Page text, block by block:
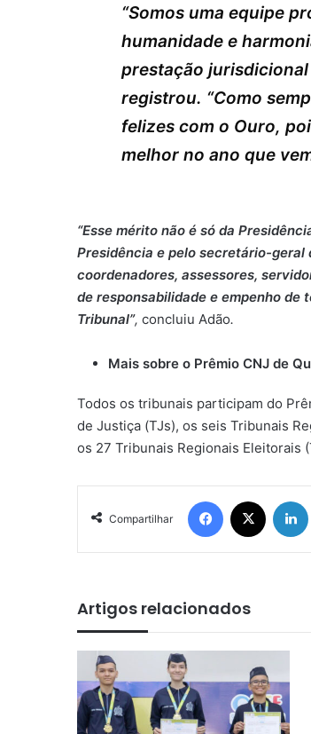
“Somos uma equipe
humanidade e
prestação jurisdicional
registrou. “Como
felizes com o Ouro,
melhor no ano que
“Esse mérito não é só da
Presidência e pelo secretário-geral
coordenadores, assessores,
de responsabilidade e empenho de
Tribunal”, concluiu Adão.
Mais sobre o Prêmio CNJ de
Todos os tribunais participam do
de Justiça (TJs), os seis Tribunais
os 27 Tribunais Regionais Eleitorais
Compartilhar
Facebook
Artigos relacionados